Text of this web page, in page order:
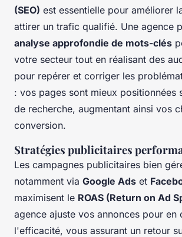
(SEO) est essentielle pour améliorer
attirer un trafic qualifié. Une agence
analyse approfondie de mots-clés
votre secteur tout en réalisant des
pour repérer et corriger les
: vos pages sont mieux positionnées
de recherche, augmentant ainsi vos
conversion.
Stratégies publicitaires
Les campagnes publicitaires bien
notamment via Google Ads et
maximisent le ROAS (Return on Ad
agence ajuste vos annonces pour en
l'efficacité, vous assurant un retour